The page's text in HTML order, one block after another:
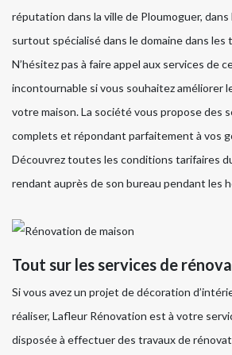
réputation dans la ville de Ploumoguer,
surtout spécialisé dans le domaine dans les
N’hésitez pas à faire appel aux services de
incontournable si vous souhaitez améliorer
votre maison. La société vous propose des
complets et répondant parfaitement à vos
Découvrez toutes les conditions tarifaires
rendant auprès de son bureau pendant les
Tout sur les services de
Si vous avez un projet de décoration
réaliser, Lafleur Rénovation est à votre
disposée à effectuer des travaux de